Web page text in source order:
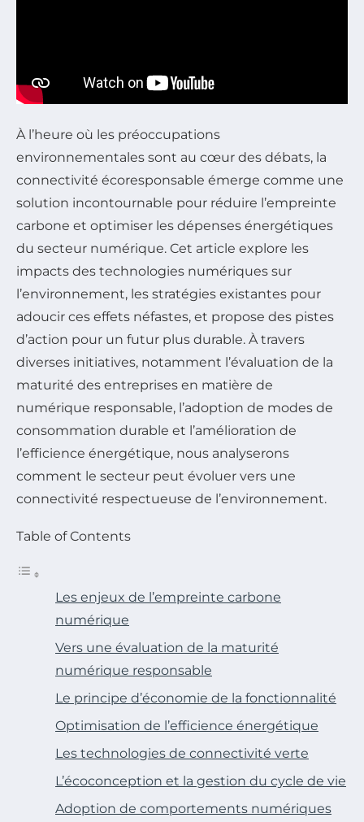
À l’heure où les préoccupations
environnementales sont au cœur des débats, la
connectivité écoresponsable émerge comme une
solution incontournable pour réduire l’empreinte
carbone et optimiser les dépenses énergétiques
du secteur numérique. Cet article explore les
impacts des technologies numériques sur
l’environnement, les stratégies existantes pour
adoucir ces effets néfastes, et propose des pistes
d’action pour un futur plus durable. À travers
diverses initiatives, notamment l’évaluation de la
maturité des entreprises en matière de
numérique responsable, l’adoption de modes de
consommation durable et l’amélioration de
l’efficience énergétique, nous analyserons
comment le secteur peut évoluer vers une
connectivité respectueuse de l’environnement.
Table of Contents
Les enjeux de l’empreinte carbone
numérique
Vers une évaluation de la maturité
numérique responsable
Le principe d’économie de la fonctionnalité
Optimisation de l’efficience énergétique
Les technologies de connectivité verte
L’écoconception et la gestion du cycle de vie
Adoption de comportements numériques